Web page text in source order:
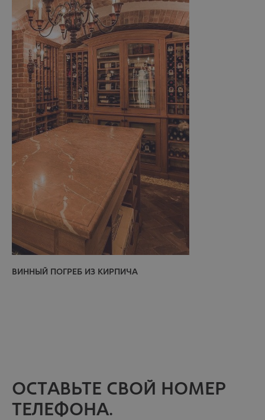
ВИННЫЙ ПОГРЕБ ИЗ КИРПИЧА
ОСТАВЬТЕ СВОЙ НОМЕР
ТЕЛЕФОНА.